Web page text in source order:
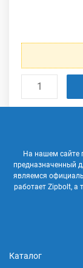
На нашем сайте
предназначенный
являемся
работает Zipbolt, а
Каталог